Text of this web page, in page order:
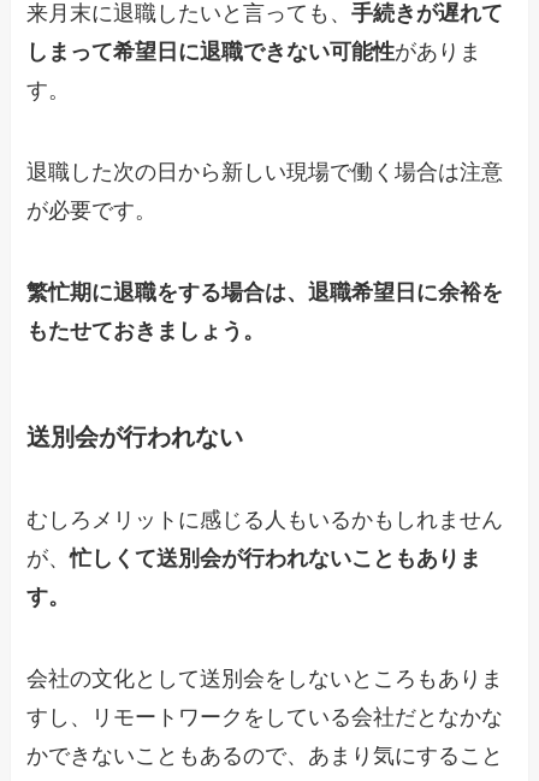
来月末に退職したいと言っても、手続きが遅れて
しまって希望日に退職できない可能性がありま
す。
退職した次の日から新しい現場で働く場合は注意
が必要です。
繁忙期に退職をする場合は、退職希望日に余裕を
もたせておきましょう。
送別会が行われない
むしろメリットに感じる人もいるかもしれません
が、忙しくて送別会が行われないこともありま
す。
会社の文化として送別会をしないところもありま
すし、リモートワークをしている会社だとなかな
かできないこともあるので、あまり気にすること